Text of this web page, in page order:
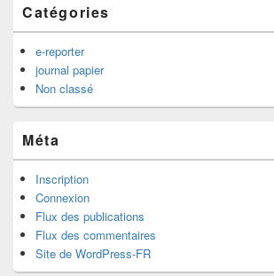
Catégories
e-reporter
journal papier
Non classé
Méta
Inscription
Connexion
Flux des publications
Flux des commentaires
Site de WordPress-FR